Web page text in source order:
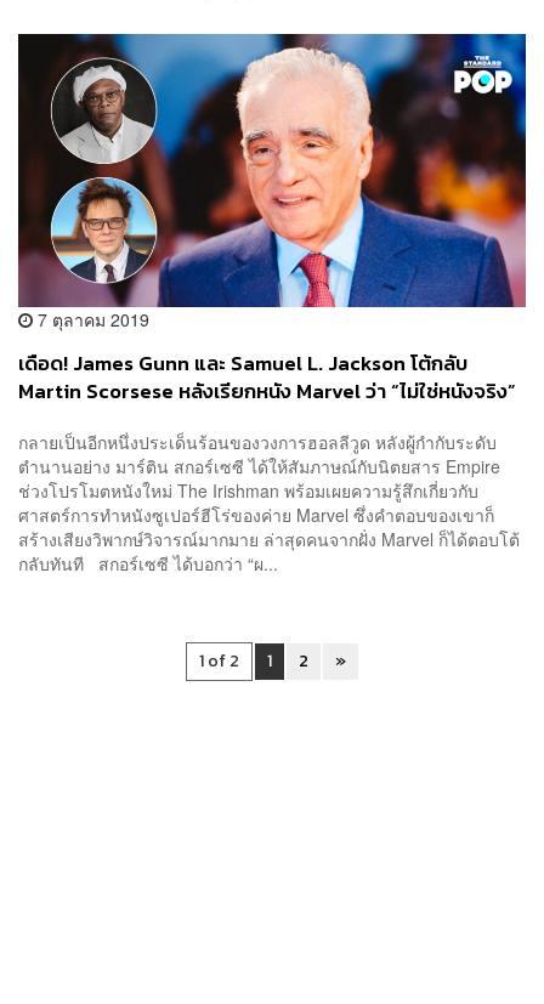
7 ตุลาคม 2019
เดือด! James Gunn และ Samuel L. Jackson โต้กลับ
Martin Scorsese หลังเรียกหนัง Marvel ว่า “ไม่ใช่หนังจริง”
กลายเป็นอีกหนึ่งประเด็นร้อนของวงการฮอลลีวูด หลังผู้กำกับระดับ
ตำนานอย่าง มาร์ติน สกอร์เซซี ได้ให้สัมภาษณ์กับนิตยสาร Empire
ช่วงโปรโมตหนังใหม่ The Irishman พร้อมเผยความรู้สึกเกี่ยวกับ
ศาสตร์การทำหนังซูเปอร์ฮีโร่ของค่าย Marvel ซึ่งคำตอบของเขาก็
สร้างเสียงวิพากษ์วิจารณ์มากมาย ล่าสุดคนจากฝั่ง Marvel ก็ได้ตอบโต้
กลับทันที สกอร์เซซี ได้บอกว่า “ผ...
1 of 2 1 2 »